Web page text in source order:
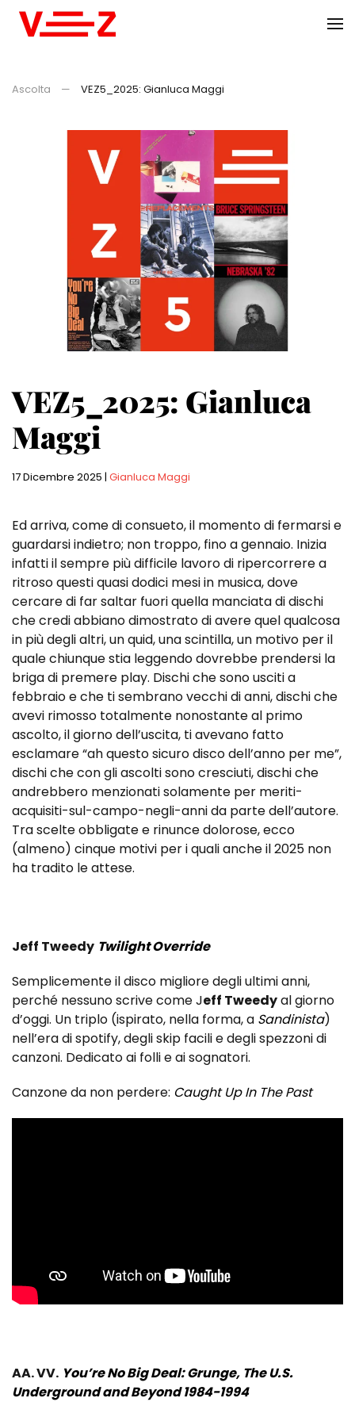
Ascolta VEZ5_2025: Gianluca Maggi
VEZ5_2025: Gianluca
Maggi
17 Dicembre 2025 | Gianluca Maggi
Ed arriva, come di consueto, il momento di fermarsi e
guardarsi indietro; non troppo, fino a gennaio. Inizia
infatti il sempre più difficile lavoro di ripercorrere a
ritroso questi quasi dodici mesi in musica, dove
cercare di far saltar fuori quella manciata di dischi
che credi abbiano dimostrato di avere quel qualcosa
in più degli altri, un quid, una scintilla, un motivo per il
quale chiunque stia leggendo dovrebbe prendersi la
briga di premere play. Dischi che sono usciti a
febbraio e che ti sembrano vecchi di anni, dischi che
avevi rimosso totalmente nonostante al primo
ascolto, il giorno dell’uscita, ti avevano fatto
esclamare “ah questo sicuro disco dell’anno per me”,
dischi che con gli ascolti sono cresciuti, dischi che
andrebbero menzionati solamente per meriti-
acquisiti-sul-campo-negli-anni da parte dell’autore.
Tra scelte obbligate e rinunce dolorose, ecco
(almeno) cinque motivi per i quali anche il 2025 non
ha tradito le attese.
Jeff Tweedy Twilight Override
Semplicemente il disco migliore degli ultimi anni,
perché nessuno scrive come Jeff Tweedyal giorno
d’oggi. Un triplo (ispirato, nella forma, a Sandinista)
nell’era di spotify, degli skip facili e degli spezzoni di
canzoni. Dedicato ai folli e ai sognatori.
Canzone da non perdere: Caught Up In The Past
AA. VV. You’re No Big Deal: Grunge, The U.S.
Underground and Beyond 1984-1994